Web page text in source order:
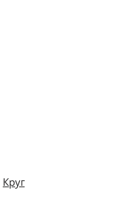
Круг